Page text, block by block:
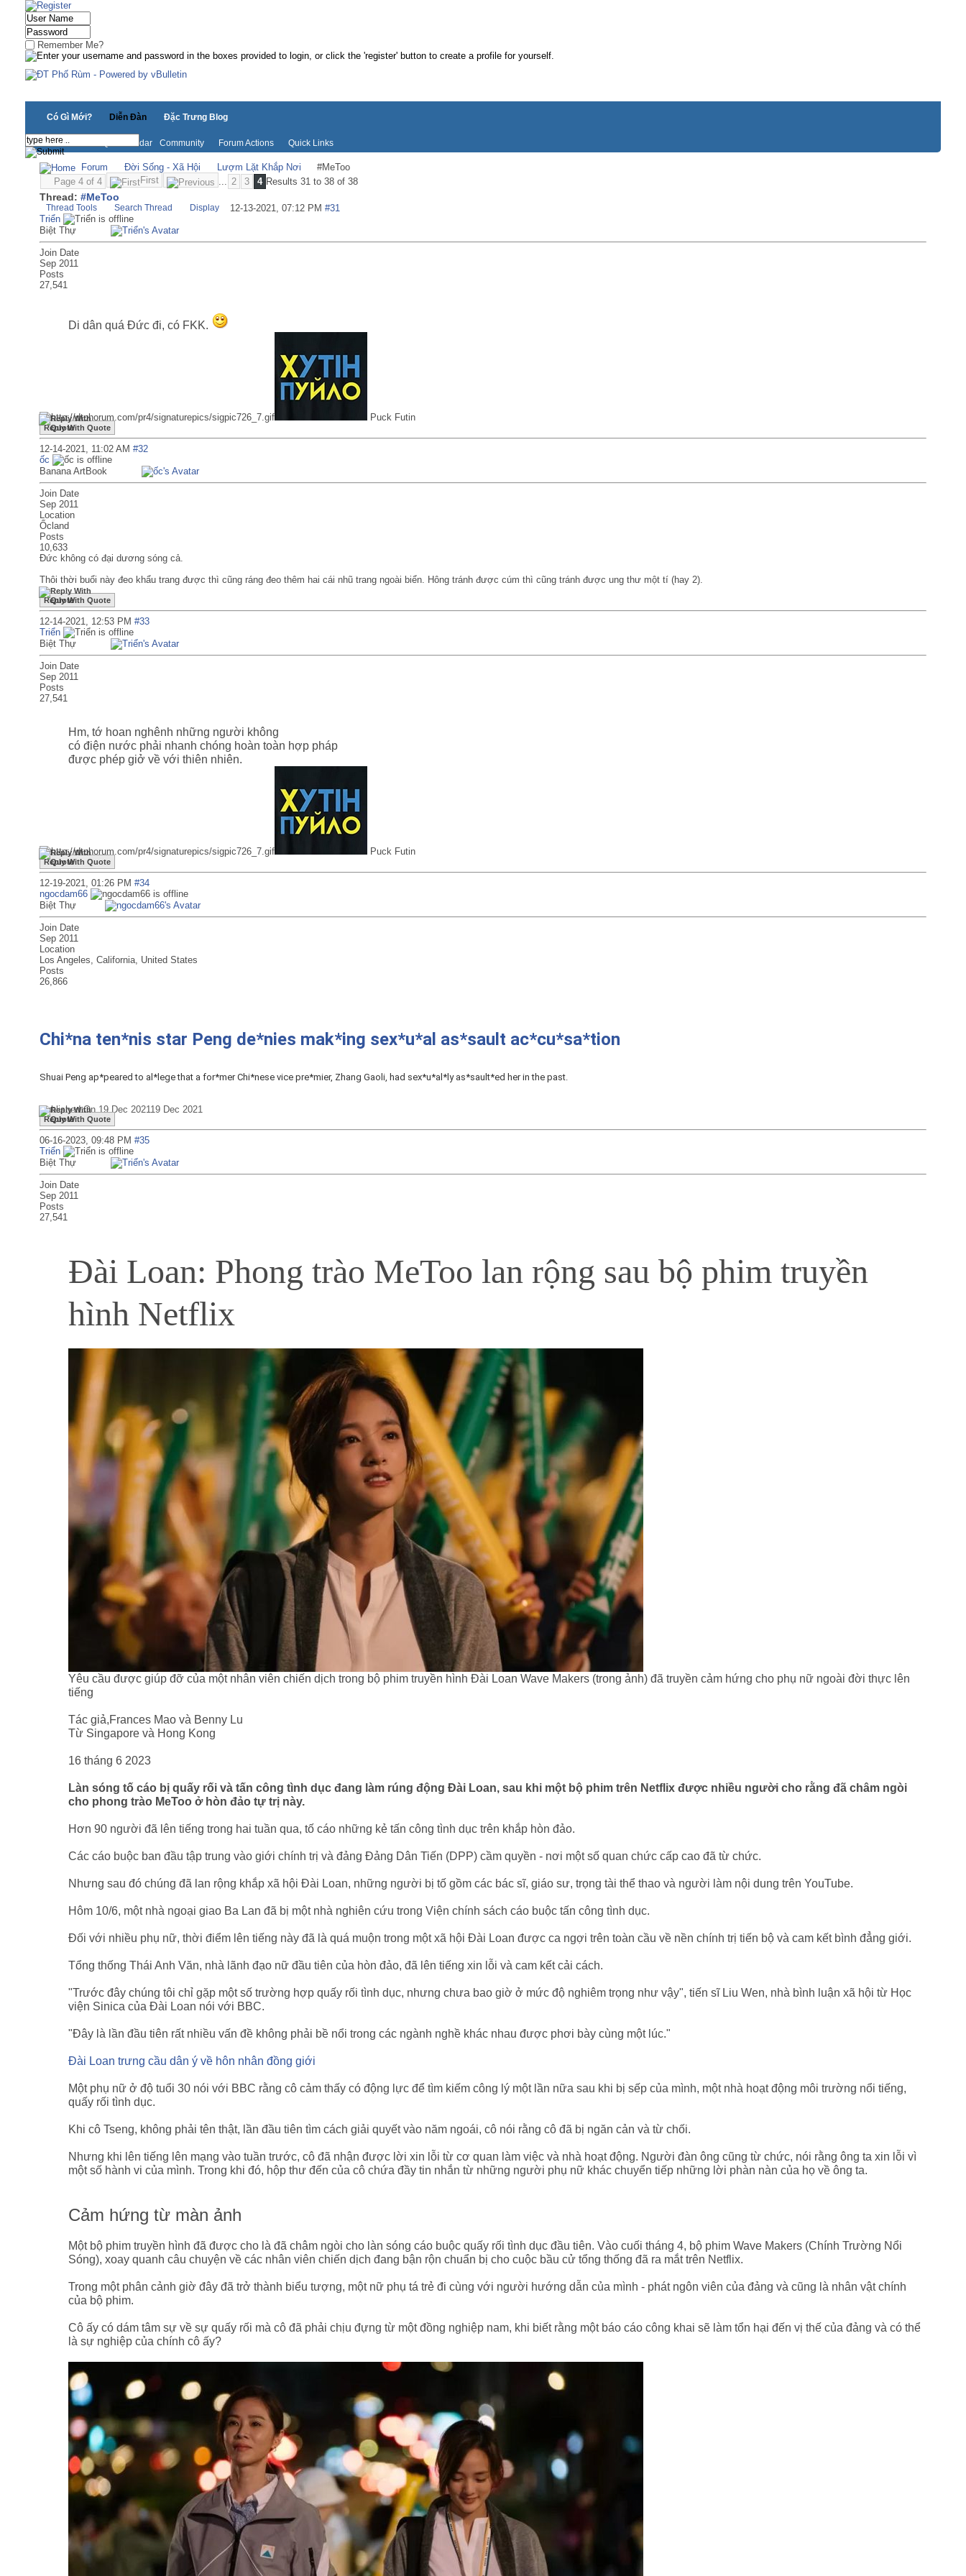
Remember Me?
Có Gì Mới? Diễn Đàn
New Posts Calendar Community Forum Actions Quick Links
Đặc Trưng Blog
Forum Đời Sống - Xã Hội Lượm Lặt Khắp Nơi
#MeToo
Page 4 of 4
First ... 2 3 4 Results 31 to 38 of 38
Thread: #MeToo
Thread Tools Search Thread Display 12-13-2021, 07:12 PM #31
Triển
Biệt Thự
Join Date
Sep 2011
Posts
27,541
Di dân quá Đức đi, có FKK.
Puck Futin
Reply With Quote
12-14-2021, 11:02 AM #32
ốc
Banana ArtBook
Join Date
Sep 2011
Location
Ốcland
Posts
10,633
Đức không có đại dương sóng cả.
Thôi thời buổi này đeo khẩu trang được thì cũng ráng đeo thêm hai cái nhũ trang ngoài biển. Hông tránh được cúm thì cũng tránh được ung thư một tí (hay 2).
Reply With Quote
12-14-2021, 12:53 PM #33
Triển
Biệt Thự
Join Date
Sep 2011
Posts
27,541
Hm, tớ hoan nghênh những người không
có điện nước phải nhanh chóng hoàn toàn hợp pháp
được phép giở về với thiên nhiên.
Puck Futin
Reply With Quote
12-19-2021, 01:26 PM #34
ngocdam66
Biệt Thự
Join Date
Sep 2011
Location
Los Angeles, California, United States
Posts
26,866
Chi*na ten*nis star Peng de*nies mak*ing sex*u*al as*sault ac*cu*sa*tion
Shuai Peng ap*peared to al*lege that a for*mer Chi*nese vice pre*mier, Zhang Gaoli, had sex*u*al*ly as*sault*ed her in the past.
Published On 19 Dec 202119 Dec 2021
Reply With Quote
06-16-2023, 09:48 PM #35
Triển
Biệt Thự
Join Date
Sep 2011
Posts
27,541
Đài Loan: Phong trào MeToo lan rộng sau bộ phim truyền
hình Netflix
Yêu cầu được giúp đỡ của một nhân viên chiến dịch trong bộ phim truyền hình Đài Loan Wave Makers (trong ảnh) đã truyền cảm hứng cho phụ nữ ngoài đời thực lên
tiếng
Tác giả,Frances Mao và Benny Lu
Từ Singapore và Hong Kong
16 tháng 6 2023
Làn sóng tố cáo bị quấy rối và tấn công tình dục đang làm rúng động Đài Loan, sau khi một bộ phim trên Netflix được nhiều người cho rằng đã châm ngòi
cho phong trào MeToo ở hòn đảo tự trị này.
Hơn 90 người đã lên tiếng trong hai tuần qua, tố cáo những kẻ tấn công tình dục trên khắp hòn đảo.
Các cáo buộc ban đầu tập trung vào giới chính trị và đảng Đảng Dân Tiến (DPP) cầm quyền - nơi một số quan chức cấp cao đã từ chức.
Nhưng sau đó chúng đã lan rộng khắp xã hội Đài Loan, những người bị tố gồm các bác sĩ, giáo sư, trọng tài thể thao và người làm nội dung trên YouTube.
Hôm 10/6, một nhà ngoại giao Ba Lan đã bị một nhà nghiên cứu trong Viện chính sách cáo buộc tấn công tình dục.
Đối với nhiều phụ nữ, thời điểm lên tiếng này đã là quá muộn trong một xã hội Đài Loan được ca ngợi trên toàn cầu về nền chính trị tiến bộ và cam kết bình đẳng giới.
Tổng thống Thái Anh Văn, nhà lãnh đạo nữ đầu tiên của hòn đảo, đã lên tiếng xin lỗi và cam kết cải cách.
"Trước đây chúng tôi chỉ gặp một số trường hợp quấy rối tình dục, nhưng chưa bao giờ ở mức độ nghiêm trọng như vậy", tiến sĩ Liu Wen, nhà bình luận xã hội từ Học
viện Sinica của Đài Loan nói với BBC.
"Đây là lần đầu tiên rất nhiều vấn đề không phải bề nổi trong các ngành nghề khác nhau được phơi bày cùng một lúc."
Đài Loan trưng cầu dân ý về hôn nhân đồng giới
Một phụ nữ ở độ tuổi 30 nói với BBC rằng cô cảm thấy có động lực để tìm kiếm công lý một lần nữa sau khi bị sếp của mình, một nhà hoạt động môi trường nổi tiếng,
quấy rối tình dục.
Khi cô Tseng, không phải tên thật, lần đầu tiên tìm cách giải quyết vào năm ngoái, cô nói rằng cô đã bị ngăn cản và từ chối.
Nhưng khi lên tiếng lên mạng vào tuần trước, cô đã nhận được lời xin lỗi từ cơ quan làm việc và nhà hoạt động. Người đàn ông cũng từ chức, nói rằng ông ta xin lỗi vì
một số hành vi của mình. Trong khi đó, hộp thư đến của cô chứa đầy tin nhắn từ những người phụ nữ khác chuyển tiếp những lời phàn nàn của họ về ông ta.
Cảm hứng từ màn ảnh
Một bộ phim truyền hình đã được cho là đã châm ngòi cho làn sóng cáo buộc quấy rối tình dục đầu tiên. Vào cuối tháng 4, bộ phim Wave Makers (Chính Trường Nổi
Sóng), xoay quanh câu chuyện về các nhân viên chiến dịch đang bận rộn chuẩn bị cho cuộc bầu cử tổng thống đã ra mắt trên Netflix.
Trong một phân cảnh giờ đây đã trở thành biểu tượng, một nữ phụ tá trẻ đi cùng với người hướng dẫn của mình - phát ngôn viên của đảng và cũng là nhân vật chính
của bộ phim.
Cô ấy có dám tâm sự về sự quấy rối mà cô đã phải chịu đựng từ một đồng nghiệp nam, khi biết rằng một báo cáo công khai sẽ làm tổn hại đến vị thế của đảng và có thể
là sự nghiệp của chính cô ấy?